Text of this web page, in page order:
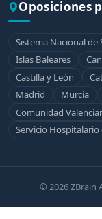
Oposiciones
Sistema Nacional de
Islas Baleares
Castilla y León
Madrid
Murcia
Comunidad
Servicio Hospitalario
© 2026 ZBrain